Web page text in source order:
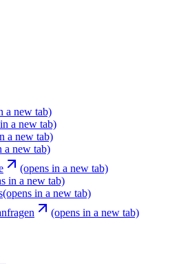
a new tab)
a new tab)
a new tab)
a new tab)
(opens in a new tab)
in a new tab)
(opens in a new tab)
(opens in a new tab)